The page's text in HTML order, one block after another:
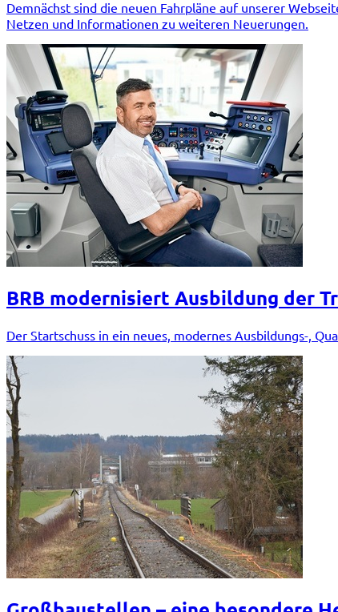
Demnächst sind die neuen Fahrpläne auf unserer
Netzen und Informationen zu weiteren Neuerungen.
BRB modernisiert Ausbildung der
Der Startschuss in ein neues, modernes Ausbildungs-,